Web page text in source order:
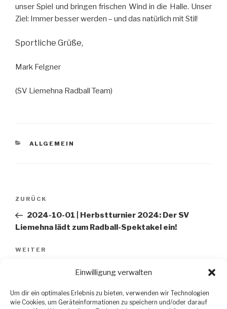
Einwilligung verwalten
Um dir ein optimales Erlebnis zu bieten, verwenden wir Technologien
wie Cookies, um Geräteinformationen zu speichern und/oder darauf
unser Spiel und bringen frischen Wind in die Halle. Unser
Ziel: Immer besser werden – und das natürlich mit Stil!
Sportliche Grüße,
Mark Felgner
(SV Liemehna Radball Team)
KATEGORIEN
ALLGEMEIN
Beitragsnavigation
Vorheriger
Beitrag
ZURÜCK
2024-10-01 | Herbstturnier 2024: Der SV
Liemehna lädt zum Radball-Spektakel ein!
Nächster
WEITER
Ein Tag voller Spannung und Emotionen!